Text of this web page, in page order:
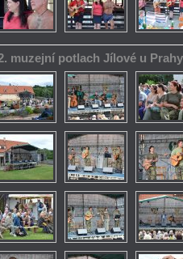
muzejní potlach Jílové u Prahy